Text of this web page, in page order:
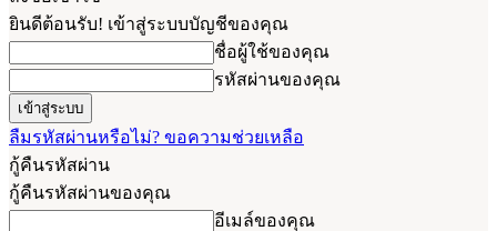
ยินดีต้อนรับ! เข้าสู่ระบบบัญชีของคุณ
ชื่อผู้ใช้ของคุณ
รหัสผ่านของคุณ
ลืมรหัสผ่านหรือไม่? ขอความช่วยเหลือ
กู้คืนรหัสผ่าน
กู้คืนรหัสผ่านของคุณ
อีเมล์ของคุณ